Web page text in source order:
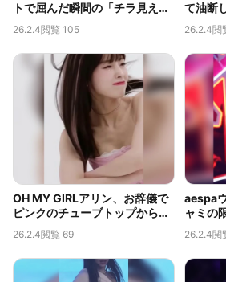
トで屈んだ瞬間の「チラ見え」
が伝説的なバックカメラ映像
26.2.4閲覧 105
て油断
26.2.4閲
OH MY GIRLアリン、お辞儀で
ピンクのチューブトップからこ
ぼれそうな神ボディ…限界露出
の胸の谷間
26.2.4閲覧 69
aespa
ャミの
のチラ
26.2.4閲